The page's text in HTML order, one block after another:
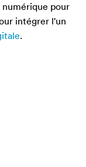
pour
intégrer l'un
.